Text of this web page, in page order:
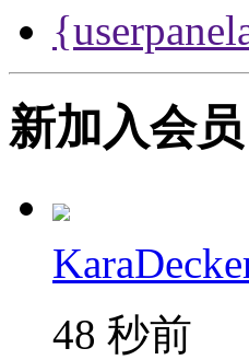
新加入会员
48 秒前